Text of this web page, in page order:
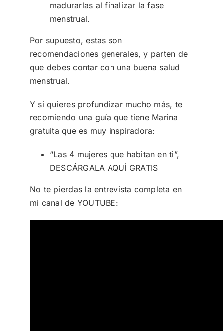
madurarlas al finalizar la fase
menstrual.
Por supuesto, estas son
recomendaciones generales, y parten de
que debes contar con una buena salud
menstrual.
Y si quieres profundizar mucho más, te
recomiendo una guía que tiene Marina
gratuita que es muy inspiradora:
“Las 4 mujeres que habitan en ti”,
DESCÁRGALA AQUÍ GRATIS
No te pierdas la entrevista completa en
mi canal de YOUTUBE: